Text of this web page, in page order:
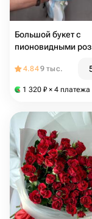
Большой букет с
пионовидными
4.849 тыс.
1 320 ₽ × 4 платежа